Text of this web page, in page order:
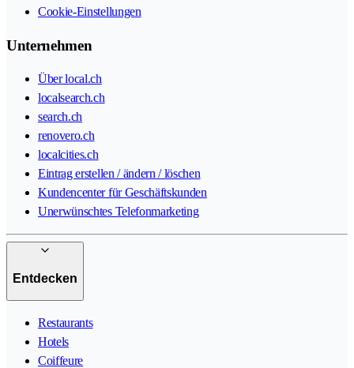
Cookie-Einstellungen
Unternehmen
Über local.ch
localsearch.ch
search.ch
renovero.ch
localcities.ch
Eintrag erstellen / ändern / löschen
Kundencenter für Geschäftskunden
Unerwünschtes Telefonmarketing
Entdecken
Restaurants
Hotels
Coiffeure